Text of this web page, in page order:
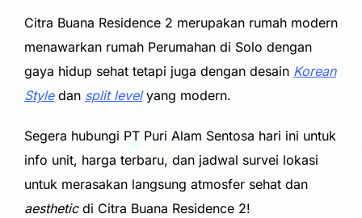
Citra Buana Residence 2 merupakan rumah modern
menawarkan rumah Perumahan di Solo dengan
gaya hidup sehat tetapi juga dengan desain Korean
Styledan split level yang modern.
Segera hubungi PT Puri Alam Sentosa hari ini untuk
info unit, harga terbaru, dan jadwal survei lokasi
untuk merasakan langsung atmosfer sehat dan
aestheticdi Citra Buana Residence 2!